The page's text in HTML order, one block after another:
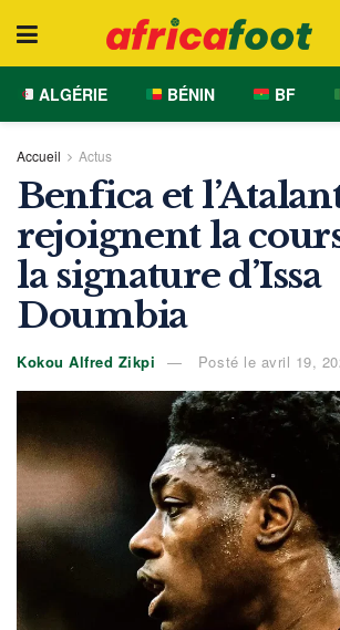
ALGÉRIE BÉNIN BF
Accueil Actus
Benfica et
rejoignent la
la signature d’Issa
Doumbia
Kokou Alfred Zikpi Posté le avril 19,